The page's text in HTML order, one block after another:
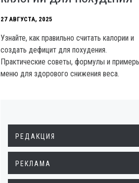
27 АВГУСТА, 2025
Узнайте, как правильно считать калории и
создать дефицит для похудения.
Практические советы, формулы и
меню для здорового снижения веса.
РЕДАКЦИЯ
РЕКЛАМА